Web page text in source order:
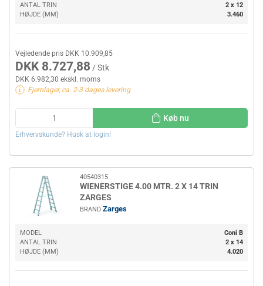
ANTAL TRIN
2 x 12
HØJDE (MM)
3.460
Vejledende pris DKK 10.909,85
DKK 8.727,88 / Stk
DKK 6.982,30 ekskl. moms
Fjernlager, ca. 2-3 dages levering
Køb nu
Erhvervskunde? Husk at login!
40540315
WIENERSTIGE 4.00 MTR. 2 X 14 TRIN
ZARGES
BRAND Zarges
MODEL
Coni B
ANTAL TRIN
2 x 14
HØJDE (MM)
4.020